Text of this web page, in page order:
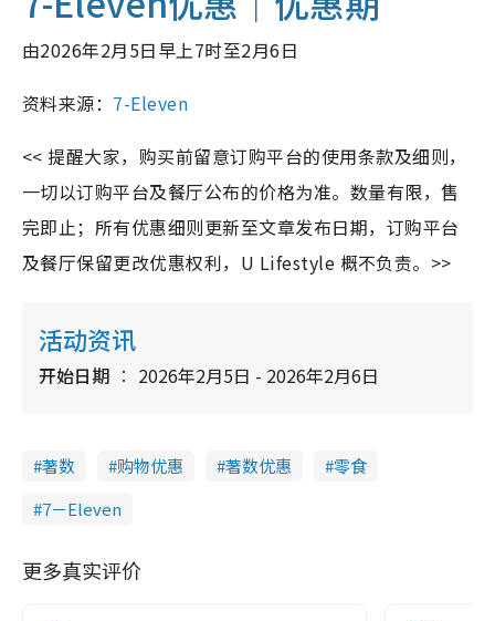
由2026年2月5日早上7时至2月6日
资料来源： 7-Eleven
<< 提醒大家，购买前留意订购平台的使用条款及细则，
一切以订购平台及餐厅公布的价格为准。数量有限，售
完即止；所有优惠细则更新至文章发布日期，订购平台
及餐厅保留更改优惠权利，U Lifestyle 概不负责。>>
活动资讯
开始日期 2026年2月5日 - 2026年2月6日
著数 购物优惠 著数优惠
零食
7－Eleven
更多真实评价